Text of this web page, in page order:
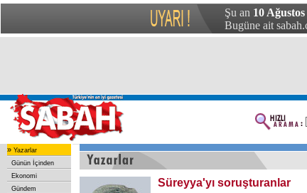
Şu an 10 Ağustos
Bugüne ait
» Yazarlar
Günün İçinden
Ekonomi
Gündem
Süreyya'yı soruşturanlar